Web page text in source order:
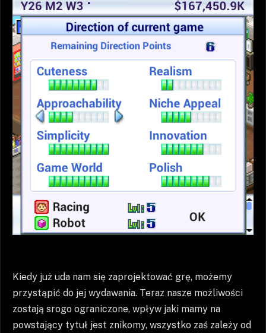
Kiedy już uda nam się zaprojektować grę, możemy
przystąpić do jej wydawania. Teraz nasze możliwości
zostają srogo ograniczone, wpływ jaki mamy na
powstający tytuł jest znikomy, wszystko zaś zależy od